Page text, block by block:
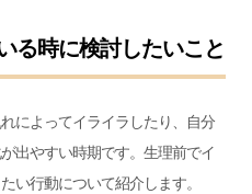
る時に検討したいこと
によってイライラしたり、自分
出やすい時期です。生理前でイ
い行動について紹介します。